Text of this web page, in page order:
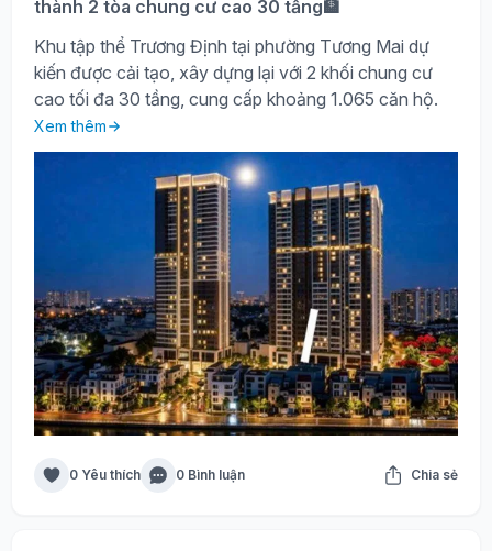
thành 2 tòa chung cư cao 30 tầng🏦
Khu tập thể Trương Định tại phường Tương Mai dự
kiến được cải tạo, xây dựng lại với 2 khối chung cư
cao tối đa 30 tầng, cung cấp khoảng 1.065 căn hộ.
Xem thêm
0 Yêu thích 0 Bình luận Chia sẻ